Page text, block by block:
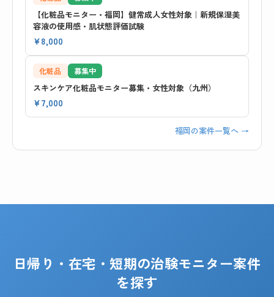
【化粧品モニター・福岡】健常成人女性対象｜新規保湿美
容液の使用感・肌状態評価試験
¥8,000
化粧品 募集中
スキンケア化粧品モニター募集・女性対象（九州）
¥7,000
福岡の案件一覧へ →
日帰り・在宅・短期の治験モニター案件
を探す